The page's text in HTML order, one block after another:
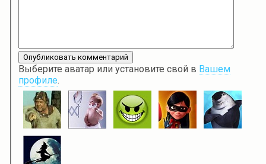
Выберите аватар или установите свой в Вашем
профиле.